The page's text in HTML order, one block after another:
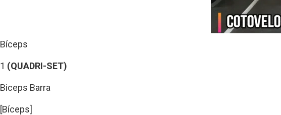
Bíceps
1 (QUADRI-SET)
Biceps Barra
[Bíceps]